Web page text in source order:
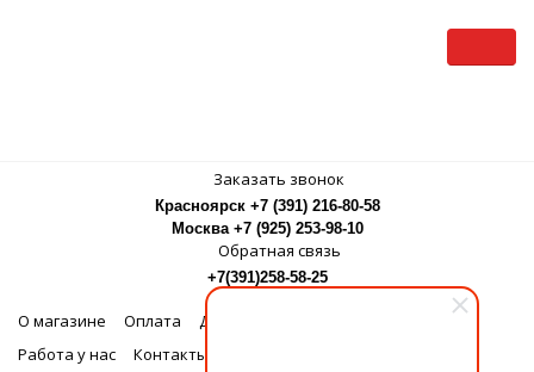
Заказать звонок
Красноярск +7 (391) 216-80-58
Москва +7 (925) 253-98-10
Обратная связь
+7(391)258-58-25
О магазине Оплата Доставка
Работа у нас
Контакты